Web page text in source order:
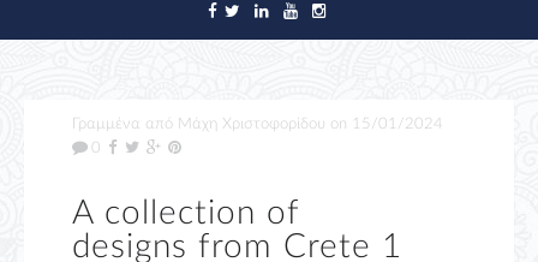
Γραμμένα από Μάχη Χριστοφορίδου on 15/01/2024
0
A collection of
designs from Crete 1